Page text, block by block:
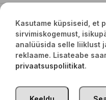
Seotud tooted
-50%
Kasutame küpsiseid, et
sirvimiskogemust,
analüüsida selle liiklust
reklaame. Lisateabe
privaatsuspoliitikat.